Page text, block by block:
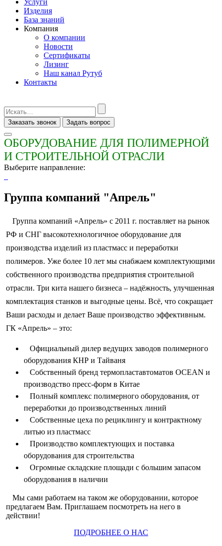
Услуги
Изделия
База знаний
Компания
О компании
Новости
Сертификаты
Лизинг
Наш канал Рутуб
Контакты
Заказать звонок Задать вопрос
ОБОРУДОВАНИЕ ДЛЯ ПОЛИМЕРНОЙ
И СТРОИТЕЛЬНОЙ ОТРАСЛИ
Выберите направление:
Группа компаний "Апрель"
Группа компаний «Апрель» с 2011 г. поставляет на рынок
РФ и СНГ высокотехнологичное оборудование для
производства изделий из пластмасс и переработки
полимеров. Уже более 10 лет мы снабжаем комплектующими
собственного производства предприятия строительной
отрасли. Три кита нашего бизнеса – надёжность, улучшенная
комплектация станков и выгодные цены. Всё, что сокращает
Ваши расходы и делает Ваше производство эффективным.
ГК «Апрель» – это:
Официальный дилер ведущих заводов полимерного
оборудования КНР и Тайваня
Собственный бренд термопластавтоматов OCEAN и
производство пресс-форм в Китае
Полный комплекс полимерного оборудования, от
переработки до производственных линий
Собственные цеха по рециклингу и контрактному
литью из пластмасс
Производство комплектующих и поставка
оборудования для строительства
Огромные складские площади с большим запасом
оборудования в наличии
Мы сами работаем на таком же оборудовании, которое
предлагаем Вам. Приглашаем посмотреть на него в
действии!
ПОДРОБНЕЕ О НАС